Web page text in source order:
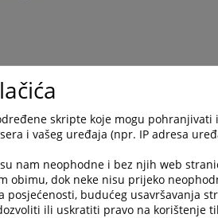
skripte koje mogu
i vašeg uređaja (npr. IP adresa
nam neophodne i bez njih web
obimu, dok neke nisu prijeko
budućeg usavršavanja
ili uskratiti pravo na korištenje